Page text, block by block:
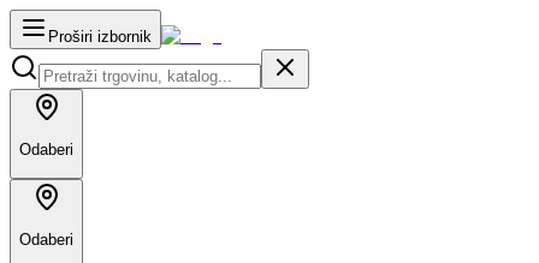
Proširi izbornik
Odaberi
Odaberi